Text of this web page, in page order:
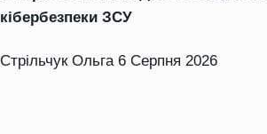
кібербезпеки ЗСУ
Стрільчук Ольга 6 Серпня 2026